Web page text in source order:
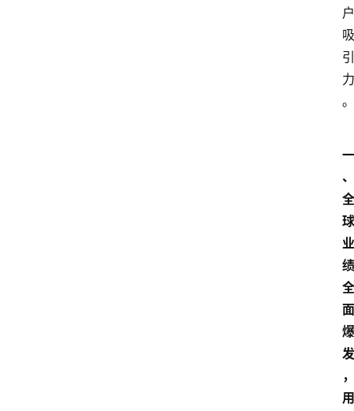
户
吸
引
力
。
一
、
全
球
业
绩
全
面
爆
发
，
用